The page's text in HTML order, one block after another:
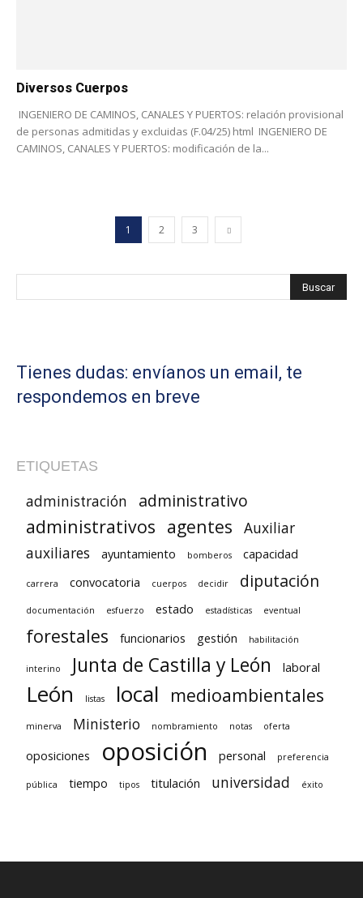
Diversos Cuerpos
INGENIERO DE CAMINOS, CANALES Y PUERTOS: relación provisional
de personas admitidas y excluidas (F.04/25) html INGENIERO DE
CAMINOS, CANALES Y PUERTOS: modificación de la...
1 2 3
Tienes dudas: envíanos un email, te
respondemos en breve
ETIQUETAS
administración administrativo
administrativos agentes
Auxiliar
auxiliares
ayuntamiento bomberos capacidad
carrera convocatoria cuerpos decidir diputación
documentación esfuerzo estado estadísticas eventual
forestales funcionarios gestión habilitación
interino Junta de Castilla y León laboral
León listas local medioambientales
minerva Ministerio nombramiento notas oferta
oposiciones oposición personal preferencia
pública tiempo tipos titulación universidad éxito